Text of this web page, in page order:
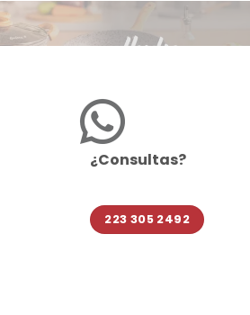
¿Consultas?
223 305 2492